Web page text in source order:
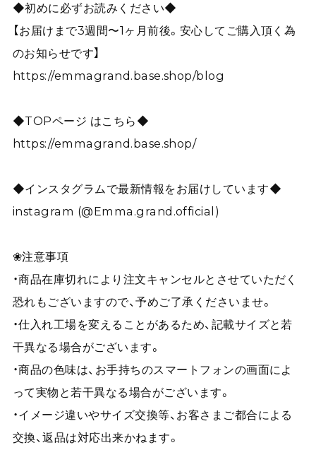
◆初めに必ずお読みください◆
【お届けまで3週間〜1ヶ月前後。安心してご購入頂く為
のお知らせです】
https://emmagrand.base.shop/blog
◆TOPページ はこちら◆
https://emmagrand.base.shop/
◆インスタグラムで最新情報をお届けしています◆
instagram (@Emma.grand.official)
❀注意事項
・商品在庫切れにより注文キャンセルとさせていただく
恐れもございますので、予めご了承くださいませ。
・仕入れ工場を変えることがあるため、記載サイズと若
干異なる場合がございます。
・商品の色味は、お手持ちのスマートフォンの画面によ
って実物と若干異なる場合がございます。
・イメージ違いやサイズ交換等、お客さまご都合による
交換、返品は対応出来かねます。